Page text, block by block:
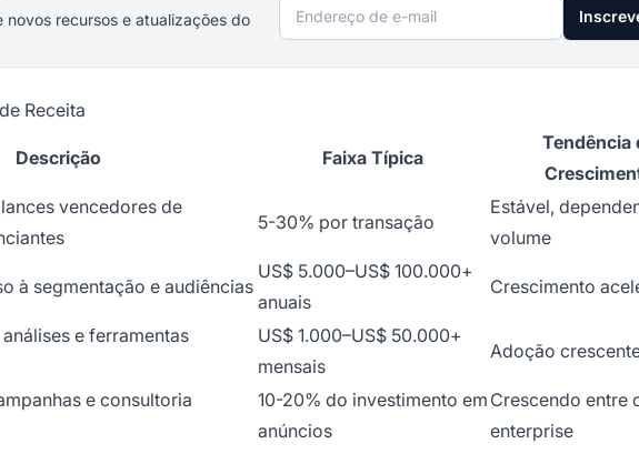
novos recursos e atualizações do
Endereço de e-mail
Receita
Descrição Faixa Típica
Tendência
vencedores de
5-30% por transação
Estável,
volume
à segmentação e audiências
US$ 5.000–US$ 100.000+
anuais
Crescimento
e ferramentas
US$ 1.000–US$ 50.000+
mensais
Adoção
e consultoria
10-20% do investimento em
anúncios
Crescendo entre
enterprise